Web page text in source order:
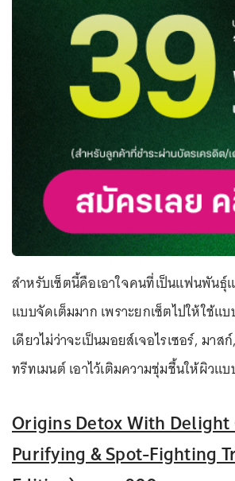
สำหรับเซ็ตนี้คือเอาใจคนที่เป็นแฟนพันธุ์
แบบจัดเต็มมาก เพราะยกเซ็ตไปให้ใช้แ
เดียวไม่ว่าจะเป็นมอยส์เจอไรเซอร์, มา
ทรีทเมนต์ เอาไว้เติมความชุ่มชื้นให้ผิวแ
Origins Detox With Delight
Purifying & Spot-Fighting